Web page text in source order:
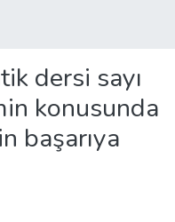
dersi sayı
konusunda
başarıya